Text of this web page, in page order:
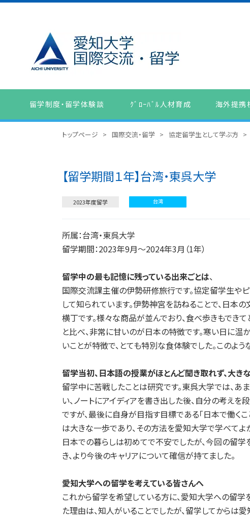
留学制度・留学体験談 ｸﾞﾛｰﾊﾞﾙ人材育成 海外提携
トップページ > 国際交流・留学 > 協定留学生として学ぶ方 >
【留学期間１年】台湾・東呉大学
台湾
2023
所属：台湾・東呉大学
留学期間：2023年9月～2024年3月（1年）
留学中の最も記憶に残っている出来ごとは、
国際交流課主催の伊勢研修旅行です。協定留学生や
して知られています。伊勢神宮を訪ねることで、日本
横丁です。様々な商品が並んでおり、食べ歩きもでき
と比べ、非常に甘いのが日本の特徴です。寒い日に
いことが特徴で、とても特別な食体験でした。このよ
留学当初、日本語の授業がほとんど聞き取れず、大き
留学中に苦戦したことは研究です。東呉大学では、
い、ノートにアイディアを書き出した後、自分の考え
ですが、最後に自身が目指す目標である「日本で働く
は大きな一歩であり、その方法を愛知大学で学べてよ
日本での暮らしは初めてで不安でしたが、今回の留学
き、より今後のキャリアについて確信が持てました。
愛知大学への留学を考えている皆さんへ
これから留学を希望している方に、愛知大学への留学
た理由は、知人がいることでしたが、留学してからは